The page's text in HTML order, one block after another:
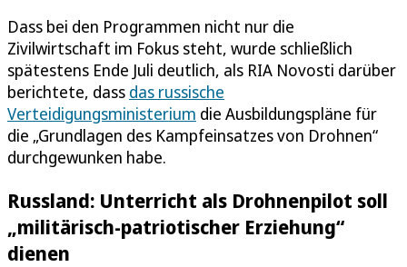
Dass bei den Programmen nicht nur die
Zivilwirtschaft im Fokus steht, wurde schließlich
spätestens Ende Juli deutlich, als RIA Novosti darüber
berichtete, dass das russische
Verteidigungsministerium die Ausbildungspläne für
die „Grundlagen des Kampfeinsatzes von Drohnen“
durchgewunken habe.
Russland: Unterricht als Drohnenpilot soll
„militärisch-patriotischer Erziehung“
dienen